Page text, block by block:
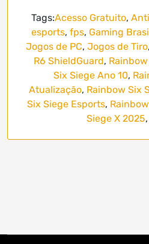
Tags:Acesso Gratuito,
esports, fps, Gaming
Jogos de PC, Jogos de Tiro,
R6 ShieldGuard,
Six Siege Ano 10,
Atualização, Rainbow Six
Six Siege Esports,
Siege X 2025,